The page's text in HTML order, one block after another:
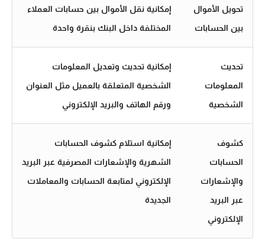
تحويل الأموال
بين الحسابات
إمكانية نقل الأموال بين حسابات العملاء
المختلفة داخل البنك بنقرة واحدة
تحديث
المعلومات
الشخصية
إمكانية تحديث وتعديل المعلومات
الشخصية المتعلقة بالعميل مثل العنوان
ورقم الهاتف والبريد الإلكتروني
كشوف
الحسابات
والإشعارات
عبر البريد
الإلكتروني
إمكانية استلام كشوف الحسابات
الشهرية والإشعارات المصرفية عبر البريد
الإلكتروني لمتابعة الحسابات والمعاملات
الجديدة